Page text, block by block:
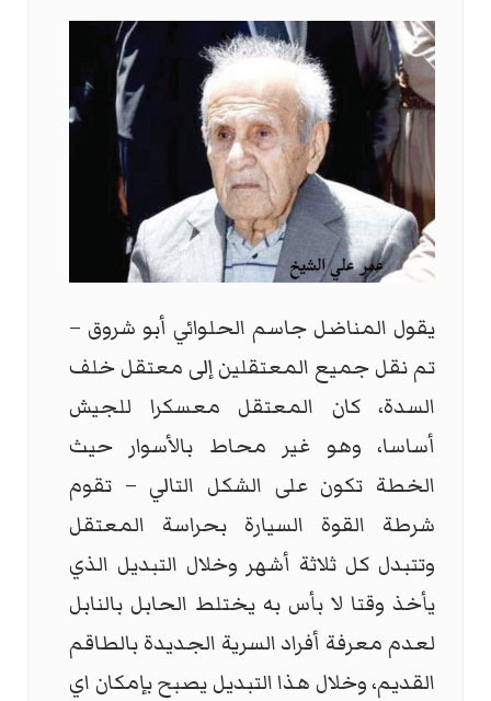
يقول المناضل جاسم الحلوائي أبو شروق –
تم نقل جميع المعتقلين إلى معتقل خلف
السدة، كان المعتقل معسكرا للجيش
أساسا، وهو غير محاط بالأسوار حيث
الخطة تكون على الشكل التالي – تقوم
شرطة القوة السيارة بحراسة المعتقل
وتتبدل كل ثلاثة أشهر وخلال التبديل الذي
يأخذ وقتا لا بأس به يختلط الحابل بالنابل
لعدم معرفة أفراد السرية الجديدة بالطاقم
القديم، وخلال هذا التبديل يصبح بإمكان اي